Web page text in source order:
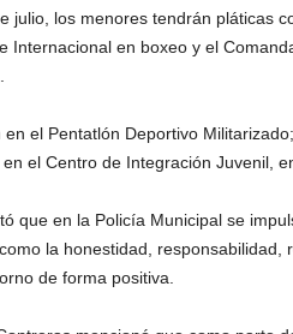
julio, los menores tendrán pláticas
Internacional en boxeo y el
el Pentatlón Deportivo
el Centro de Integración Juvenil,
que en la Policía Municipal se
la honestidad, responsabilidad,
de forma positiva.